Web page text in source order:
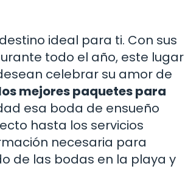
ideal para ti. Con sus
todo el año, este lugar
celebrar su amor de
mejores paquetes para
esa boda de ensueño
hasta los servicios
necesaria para
de las bodas en la playa y